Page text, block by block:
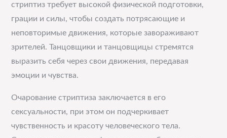
стриптиз требует высокой физической подготовки,
грации и силы, чтобы создать потрясающие и
неповторимые движения, которые завораживают
зрителей. Танцовщики и танцовщицы стремятся
выразить себя через свои движения, передавая
эмоции и чувства.
Очарование стриптиза заключается в его
сексуальности, при этом он подчеркивает
чувственность и красоту человеческого тела.